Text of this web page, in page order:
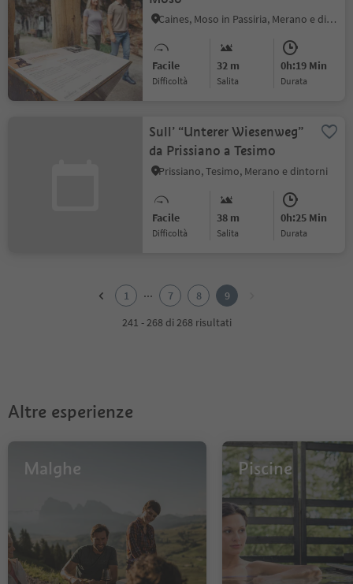
Caines, Moso in Passiria, Merano e dintorni
Facile
Difficoltà
32 m
Salita
0h:19 Min
durata
Sull’ “Unterer Wiesenweg”
da Prissiano a Tesimo
Prissiano, Tesimo, Merano e dintorni
Facile
Difficoltà
38 m
Salita
0h:25 Min
durata
1 ... 7 8
9
241 - 268 di 268 risultati
Altre esperienze
Malghe Piscine